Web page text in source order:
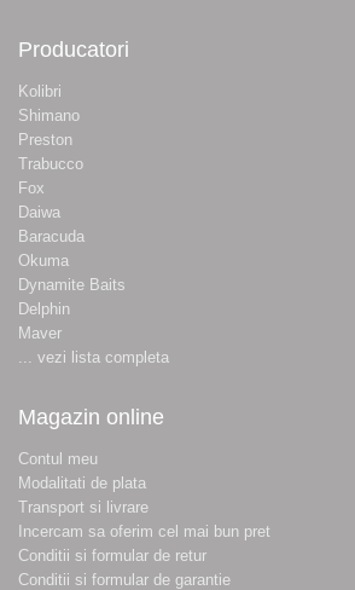
Producatori
Kolibri
Shimano
Preston
Trabucco
Fox
Daiwa
Baracuda
Okuma
Dynamite Baits
Delphin
Maver
... vezi lista completa
Magazin online
Contul meu
Modalitati de plata
Transport si livrare
Incercam sa oferim cel mai bun pret
Conditii si formular de retur
Conditii si formular de garantie